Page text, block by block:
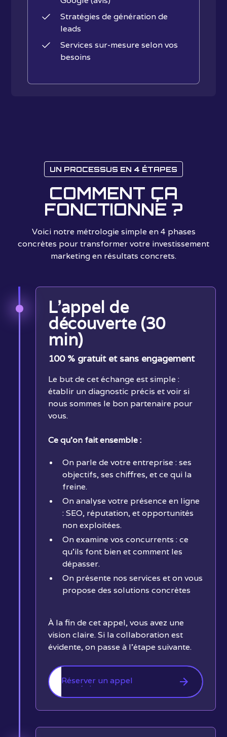
Stratégies de génération de
leads
Services sur-mesure selon vos
besoins
UN PROCESSUS EN 4 ÉTAPES
COMMENT ÇA
FONCTIONNE ?
Voici notre métrologie simple en 4 phases
concrètes pour transformer votre investissement
marketing en résultats concrets.
L'appel de
découverte (30
min)
100 % gratuit et sans engagement
Le but de cet échange est simple :
établir un diagnostic précis et voir si
nous sommes le bon partenaire pour
vous.
Ce qu’on fait ensemble :
On parle de votre entreprise : ses
objectifs, ses chiffres, et ce qui la
freine.
On analyse votre présence en ligne
: SEO, réputation, et opportunités
non exploitées.
On examine vos concurrents : ce
qu’ils font bien et comment les
dépasser.
On présente nos services et on vous
propose des solutions concrètes
À la fin de cet appel, vous avez une
vision claire. Si la collaboration est
évidente, on passe à l'étape suivante.
Réserver un appel
stratégique